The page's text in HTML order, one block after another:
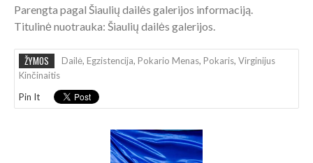
Parengta pagal Šiaulių dailės galerijos informaciją.
Titulinė nuotrauka: Šiaulių dailės galerijos.
ŽYMOS Dailė, Egzistencija, Pokario Menas, Pokaris, Virginijus
Kinčinaitis
Pin It